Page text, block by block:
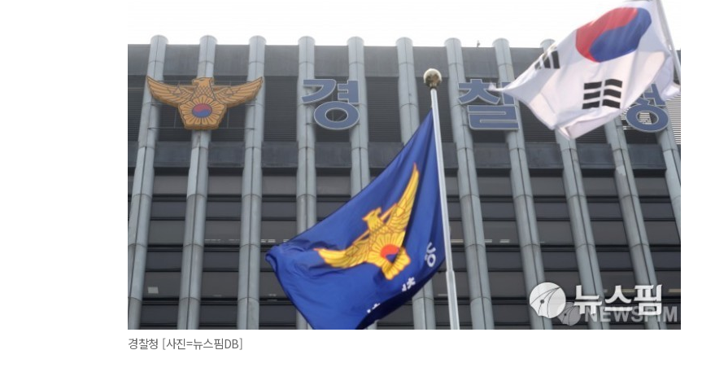
경찰청 [사진=뉴스핌DB]